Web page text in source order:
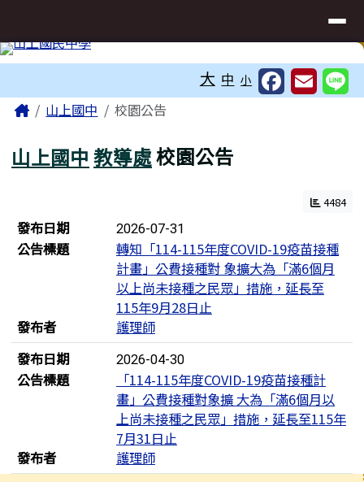
大 中 小
主內容區域
Home山上國中 校園公告
山上國中 教導處校園公告
4484
新聞列表
發布日期 2026-07-31
公告標題
轉知「114-115年度COVID-19疫苗接種
計畫」公費接種對 象擴大為「滿6個月
以上尚未接種之民眾」措施，延長至
115年9月28日止
發布者
護理師
發布日期
2026-04-30
公告標題
「114-115年度COVID-19疫苗接種計
畫」公費接種對象擴 大為「滿6個月以
上尚未接種之民眾」措施，延長至115年
7月31日止
發布者
護理師
頁尾區域